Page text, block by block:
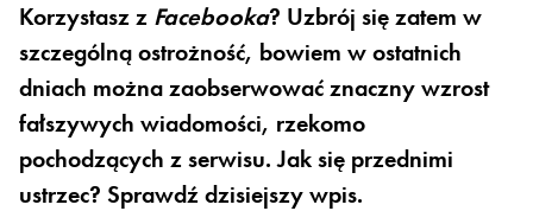
Korzystasz z Facebooka? Uzbrój się zatem w
szczególną ostrożność, bowiem w ostatnich
dniach można zaobserwować znaczny wzrost
fałszywych wiadomości, rzekomo
pochodzących z serwisu. Jak się przednimi
ustrzec? Sprawdź dzisiejszy wpis.